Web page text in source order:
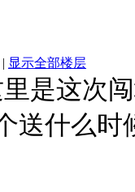
| 显示全部楼层
是这次
送什么时